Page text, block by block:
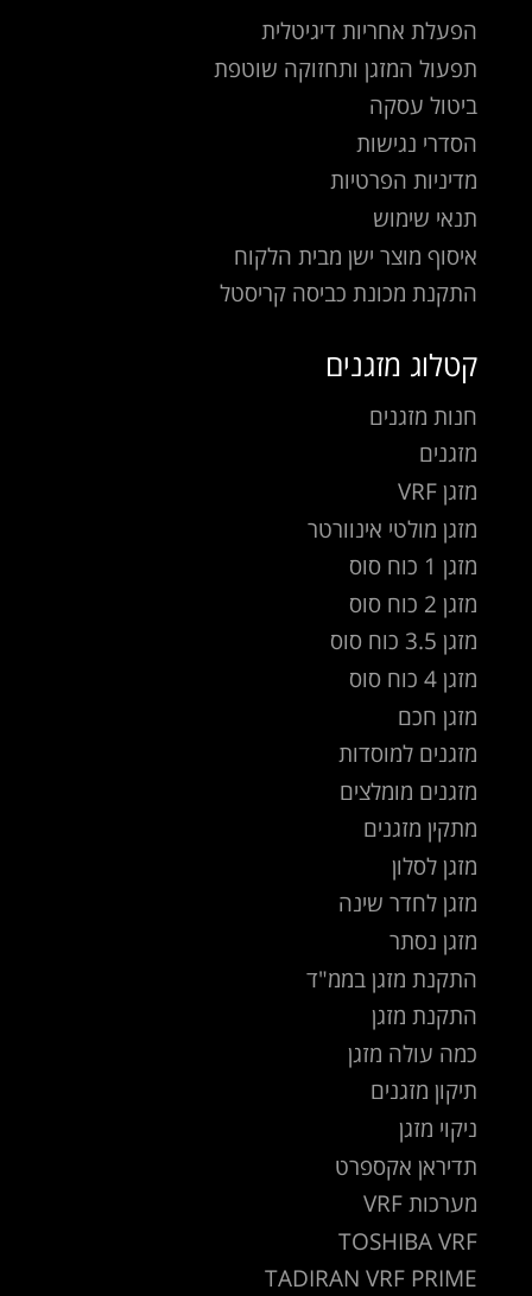
הפעלת אחריות דיגיטלית
תפעול המזגן ותחזוקה שוטפת
ביטול עסקה
הסדרי נגישות
מדיניות הפרטיות
תנאי שימוש
איסוף מוצר ישן מבית הלקוח
התקנת מכונת כביסה קריסטל
קטלוג מזגנים
חנות מזגנים
מזגנים
מזגן VRF
מזגן מולטי אינוורטר
מזגן 1 כוח סוס
מזגן 2 כוח סוס
מזגן 3.5 כוח סוס
מזגן 4 כוח סוס
מזגן חכם
מזגנים למוסדות
מזגנים מומלצים
מתקין מזגנים
מזגן לסלון
מזגן לחדר שינה
מזגן נסתר
התקנת מזגן בממ"ד
התקנת מזגן
כמה עולה מזגן
תיקון מזגנים
ניקוי מזגן
תדיראן אקספרט
מערכות VRF
TOSHIBA VRF
TADIRAN VRF PRIME